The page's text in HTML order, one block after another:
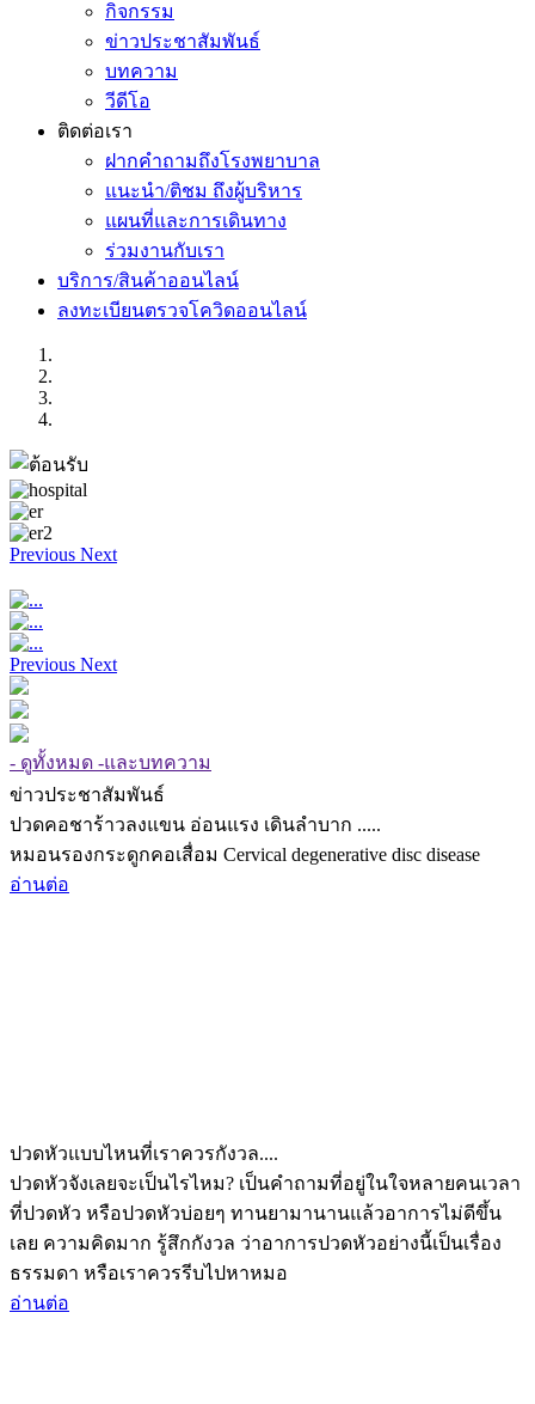
กิจกรรม
ข่าวประชาสัมพันธ์
บทความ
วีดีโอ
ติดต่อเรา
ฝากคำถามถึงโรงพยาบาล
แนะนำ/ติชม ถึงผู้บริหาร
แผนที่และการเดินทาง
ร่วมงานกับเรา
บริการ/สินค้าออนไลน์
ลงทะเบียนตรวจโควิดออนไลน์
Previous Next
Previous Next
- ดูทั้งหมด -และบทความ
ข่าวประชาสัมพันธ์
ปวดคอชาร้าวลงแขน อ่อนแรง เดินลำบาก .....
หมอนรองกระดูกคอเสื่อม Cervical degenerative disc disease
อ่านต่อ
ปวดหัวแบบไหนที่เราควรกังวล....
ปวดหัวจังเลยจะเป็นไรไหม? เป็นคำถามที่อยู่ในใจหลายคนเวลา
ที่ปวดหัว หรือปวดหัวบ่อยๆ ทานยามานานแล้วอาการไม่ดีขึ้น
เลย ความคิดมาก รู้สึกกังวล ว่าอาการปวดหัวอย่างนี้เป็นเรื่อง
ธรรมดา หรือเราควรรีบไปหาหมอ
อ่านต่อ